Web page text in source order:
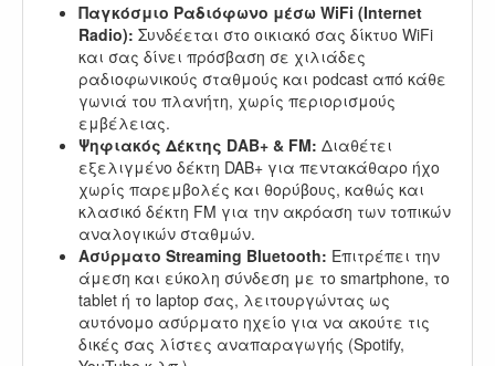
Παγκόσμιο Ραδιόφωνο μέσω WiFi (Internet
Radio): Συνδέεται στο οικιακό σας δίκτυο WiFi
και σας δίνει πρόσβαση σε χιλιάδες
ραδιοφωνικούς σταθμούς και podcast από κάθε
γωνιά του πλανήτη, χωρίς περιορισμούς
εμβέλειας.
Ψηφιακός Δέκτης DAB+ & FM: Διαθέτει
εξελιγμένο δέκτη DAB+ για πεντακάθαρο ήχο
χωρίς παρεμβολές και θορύβους, καθώς και
κλασικό δέκτη FM για την ακρόαση των τοπικών
αναλογικών σταθμών.
Ασύρματο Streaming Bluetooth: Επιτρέπει την
άμεση και εύκολη σύνδεση με το smartphone, το
tablet ή το laptop σας, λειτουργώντας ως
αυτόνομο ασύρματο ηχείο για να ακούτε τις
δικές σας λίστες αναπαραγωγής (Spotify,